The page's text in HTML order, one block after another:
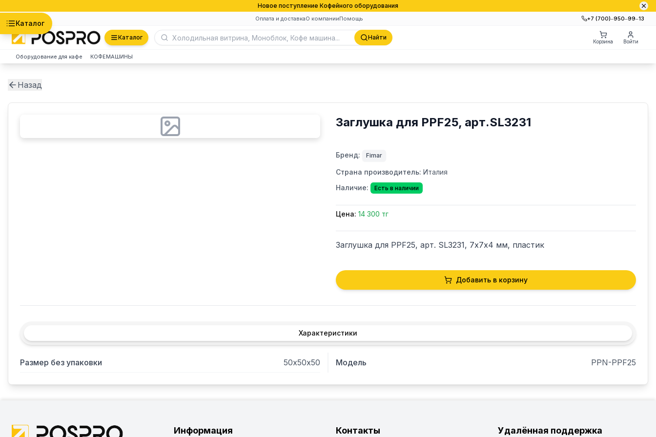
Новое поступление Кофейного оборудования
Оплата и доставкаО компанииПомощь +7 (700)‒950‒99‒13
Каталог
Каталог Найти
Корзина Войти
Оборудование для кафе КОФЕМАШИНЫ
Назад
Заглушка для PPF25, арт.SL3231
Бренд: Fimar
Страна производитель: Италия
Наличие:
Есть в наличии
Цена: 14 300 тг
Заглушка для PPF25, арт. SL3231, 7х7х4 мм, пластик
Добавить в корзину
Характеристики
Размер без упаковки 50х50х50 Модель PPN-PPF25
Информация Контакты Удалённая поддержка